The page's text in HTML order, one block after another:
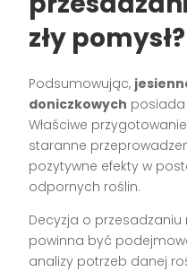
zły pomysł?
Podsumowując,
doniczkowych posiada
Właściwe
staranne
pozytywne efekty w
odpornych roślin.
Decyzja o przesadzaniu
powinna być
analizy potrzeb danej